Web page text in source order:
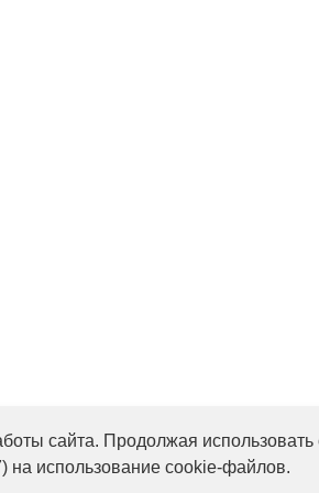
сайта. Продолжая использовать
использование cookie-файлов.